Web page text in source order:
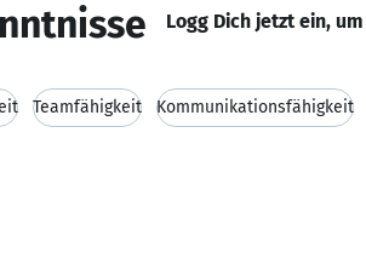
Logg Dich jetzt ein,
Teamfähigkeit Kommunikationsfähigkeit